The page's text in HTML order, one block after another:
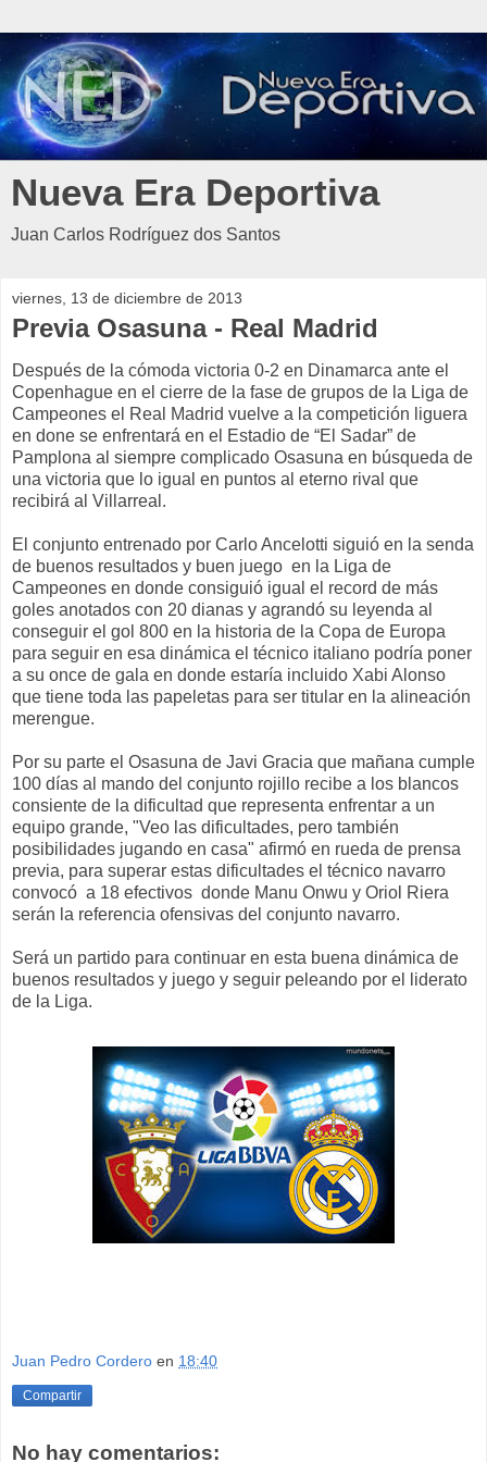
Nueva Era Deportiva
Juan Carlos Rodríguez dos Santos
viernes, 13 de diciembre de 2013
Previa Osasuna - Real Madrid
Después de la cómoda victoria 0-2 en Dinamarca ante el
Copenhague en el cierre de la fase de grupos de la Liga de
Campeones el Real Madrid vuelve a la competición liguera
en done se enfrentará en el Estadio de “El Sadar” de
Pamplona al siempre complicado Osasuna en búsqueda de
una victoria que lo igual en puntos al eterno rival que
recibirá al Villarreal.
El conjunto entrenado por Carlo Ancelotti siguió en la senda
de buenos resultados y buen juego en la Liga de
Campeones en donde consiguió igual el record de más
goles anotados con 20 dianas y agrandó su leyenda al
conseguir el gol 800 en la historia de la Copa de Europa
para seguir en esa dinámica el técnico italiano podría poner
a su once de gala en donde estaría incluido Xabi Alonso
que tiene toda las papeletas para ser titular en la alineación
merengue.
Por su parte el Osasuna de Javi Gracia que mañana cumple
100 días al mando del conjunto rojillo recibe a los blancos
consiente de la dificultad que representa enfrentar a un
equipo grande, "Veo las dificultades, pero también
posibilidades jugando en casa" afirmó en rueda de prensa
previa, para superar estas dificultades el técnico navarro
convocó a 18 efectivos donde Manu Onwu y Oriol Riera
serán la referencia ofensivas del conjunto navarro.
Será un partido para continuar en esta buena dinámica de
buenos resultados y juego y seguir peleando por el liderato
de la Liga.
Juan Pedro Cordero en 18:40
Compartir
No hay comentarios: